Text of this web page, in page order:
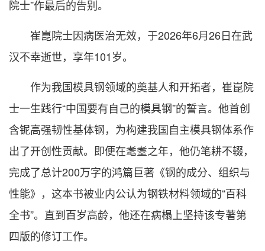
院士”作最后的告别。
崔崑院士因病医治无效，于2026年6月26日在武
汉不幸逝世，享年101岁。
作为我国模具钢领域的奠基人和开拓者，崔崑院
士一生践行“中国要有自己的模具钢”的誓言。他首创
含铌高强韧性基体钢，为构建我国自主模具钢体系作
出了开创性贡献。即便在耄耋之年，他仍笔耕不辍，
完成了总计200万字的鸿篇巨著《钢的成分、组织与
性能》，这本书被业内公认为钢铁材料领域的“百科
全书”。直到百岁高龄，他还在病榻上坚持该专著第
四版的修订工作。